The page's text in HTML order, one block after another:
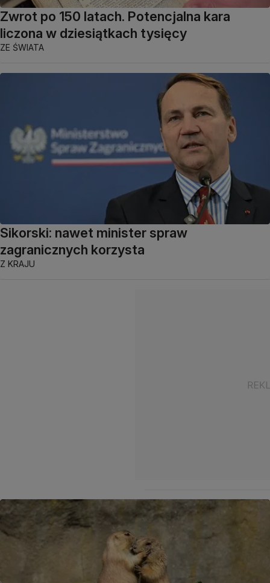
Zwrot po 150 latach. Potencjalna kara
liczona w dziesiątkach tysięcy
ZE ŚWIATA
Sikorski: nawet minister spraw
zagranicznych korzysta
Z KRAJU